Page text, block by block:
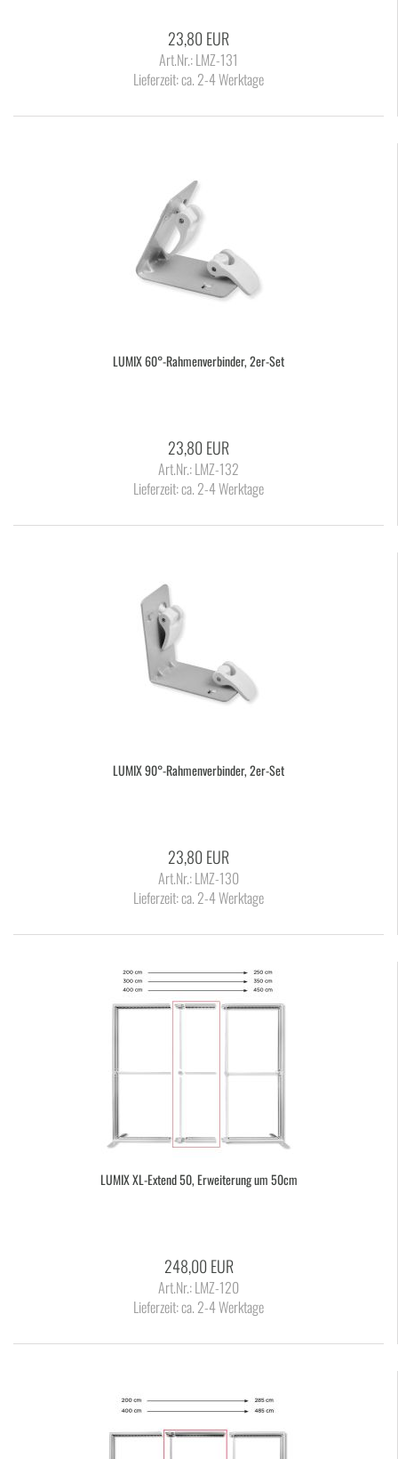
23,80 EUR
Art.Nr.: LMZ-131
Lieferzeit:ca. 2-4 Werktage
LUMIX 60°-​Rah­men­ver­bin­der, 2er-​Set
23,80 EUR
Art.Nr.: LMZ-132
Lieferzeit:ca. 2-4 Werktage
LUMIX 90°-​Rah­men­ver­bin­der, 2er-​Set
23,80 EUR
Art.Nr.: LMZ-130
Lieferzeit:ca. 2-4 Werktage
LUMIX XL-​Ex­tend 50, Er­wei­te­rung um 50cm
248,00 EUR
Art.Nr.: LMZ-120
Lieferzeit:ca. 2-4 Werktage